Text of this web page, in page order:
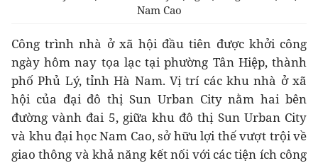
Nam Cao
Công trình nhà ở xã hội đầu tiên được khởi công
ngày hôm nay tọa lạc tại phường Tân Hiệp, thành
phố Phủ Lý, tỉnh Hà Nam. Vị trí các khu nhà ở xã
hội của đại đô thị Sun Urban City nằm hai bên
đường vành đai 5, giữa khu đô thị Sun Urban City
và khu đại học Nam Cao, sở hữu lợi thế vượt trội về
giao thông và khả năng kết nối với các tiện ích công